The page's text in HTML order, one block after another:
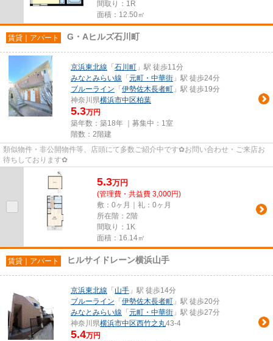
間取り：1R
面積：12.50㎡
賃貸｜アパート G・Aヒルズ石川町
京浜東北線 「 石川町 」駅 徒歩11分
みなとみらい線 「 元町・中華街 」駅 徒歩24分
ブルーライン 「 伊勢佐木長者町 」駅 徒歩19分
神奈川県横浜市中区柏葉
5.3万円
築年数：築18年 ｜募集中： 1室
階数：2階建
類似物件・非公開物件等、店頭にて多数ご紹介中です✿お問い合わせ・ご来店お
待ちしております✿
5.3万円
(管理費・共益費 3,000円)
敷：0ヶ月｜礼：0ヶ月
所在階：2階
間取り：1K
面積：16.14㎡
賃貸｜アパート ヒルサイドレーン横浜山手
京浜東北線 「 山手 」駅 徒歩14分
ブルーライン 「 伊勢佐木長者町 」駅 徒歩20分
みなとみらい線 「 元町・中華街 」駅 徒歩27分
神奈川県横浜市中区西竹之丸43-4
5.4万円